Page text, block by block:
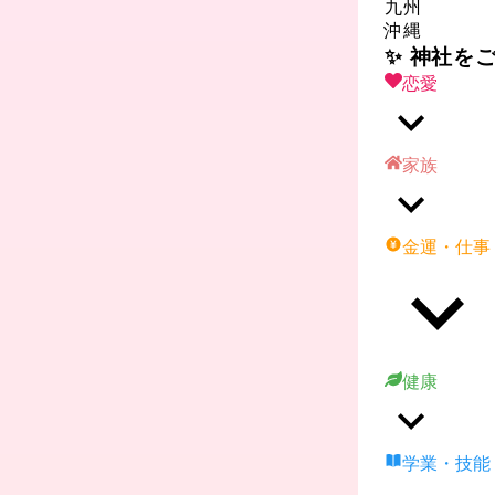
九州
沖縄
✨ 神社を
恋愛
家族
金運・仕事
健康
学業・技能